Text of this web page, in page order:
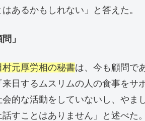
あるかもしれない」と答えた。
」
村元厚労相の秘書は、今も顧問で
来日するムスリムの人の食事をサ
会的な活動をしていないし、やま
すことはありません」と述べた。